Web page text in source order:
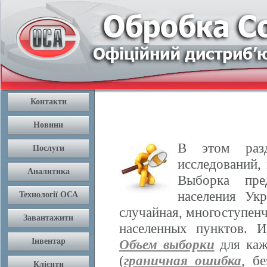
В этом
Выборка
населения
случайная,
населенных пунктов.
Объем выборки для
(граничная ошибка,